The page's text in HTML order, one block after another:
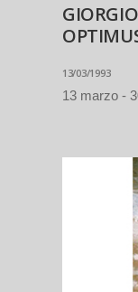
13/03/1993
13 marzo -